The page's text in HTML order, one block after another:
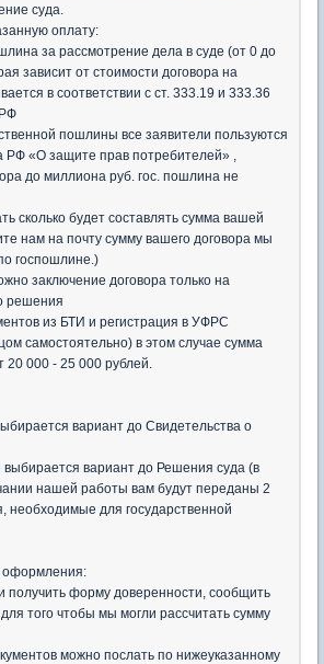
суда.
оплату:
за рассмотрение дела в суде (от 0 до
зависит от стоимости договора на
в соответствии с ст. 333.19 и 333.36
пошлины все заявители пользуются
РФ «О защите прав потребителей» ,
до миллиона руб. гос. пошлина не
сколько будет составлять сумма вашей
нам на почту сумму вашего договора мы
госпошлине.)
заключение договора только на
решения
из БТИ и регистрация в УФРС
самостоятельно) в этом случае сумма
20 000 - 25 000 рублей.
вариант до Свидетельства о
выбирается вариант до Решения суда (в
нашей работы вам будут переданы 2
необходимые для государственной
оформления:
получить форму доверенности, сообщить
того чтобы мы могли рассчитать сумму
можно послать по нижеуказанному